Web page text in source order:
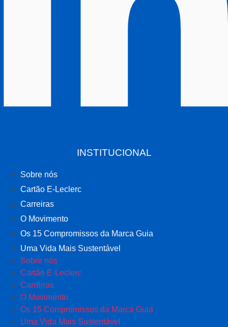
INSTITUCIONAL
Sobre nós
Cartão E-Leclerc
Carreiras
O Movimento
Os 15 Compromissos da Marca Guia
Uma Vida Mais Sustentável
Sobre nós
Cartão E-Leclerc
Carreiras
O Movimento
Os 15 Compromissos da Marca Guia
Uma Vida Mais Sustentável